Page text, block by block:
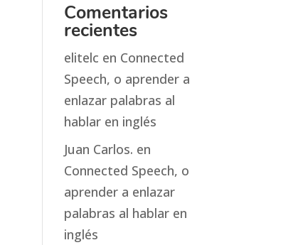
Comentarios
recientes
elitelc en Connected
Speech, o aprender a
enlazar palabras al
hablar en inglés
Juan Carlos. en
Connected Speech, o
aprender a enlazar
palabras al hablar en
inglés